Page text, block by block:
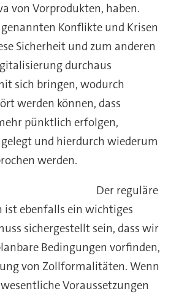
von Vorprodukten, haben.
Konflikte und Krisen
Sicherheit und zum anderen
durchaus
sich bringen, wodurch
werden können, dass
pünktlich erfolgen,
und hierdurch wiederum
werden.
Der reguläre
ist ebenfalls ein wichtiges
sichergestellt sein, dass wir
Bedingungen vorfinden,
von Zollformalitäten. Wenn
Voraussetzungen